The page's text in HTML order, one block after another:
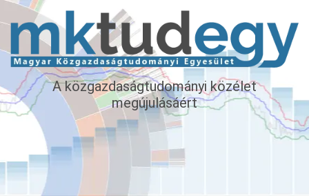
A közgazdaságtudományi közélet
megújulásáért